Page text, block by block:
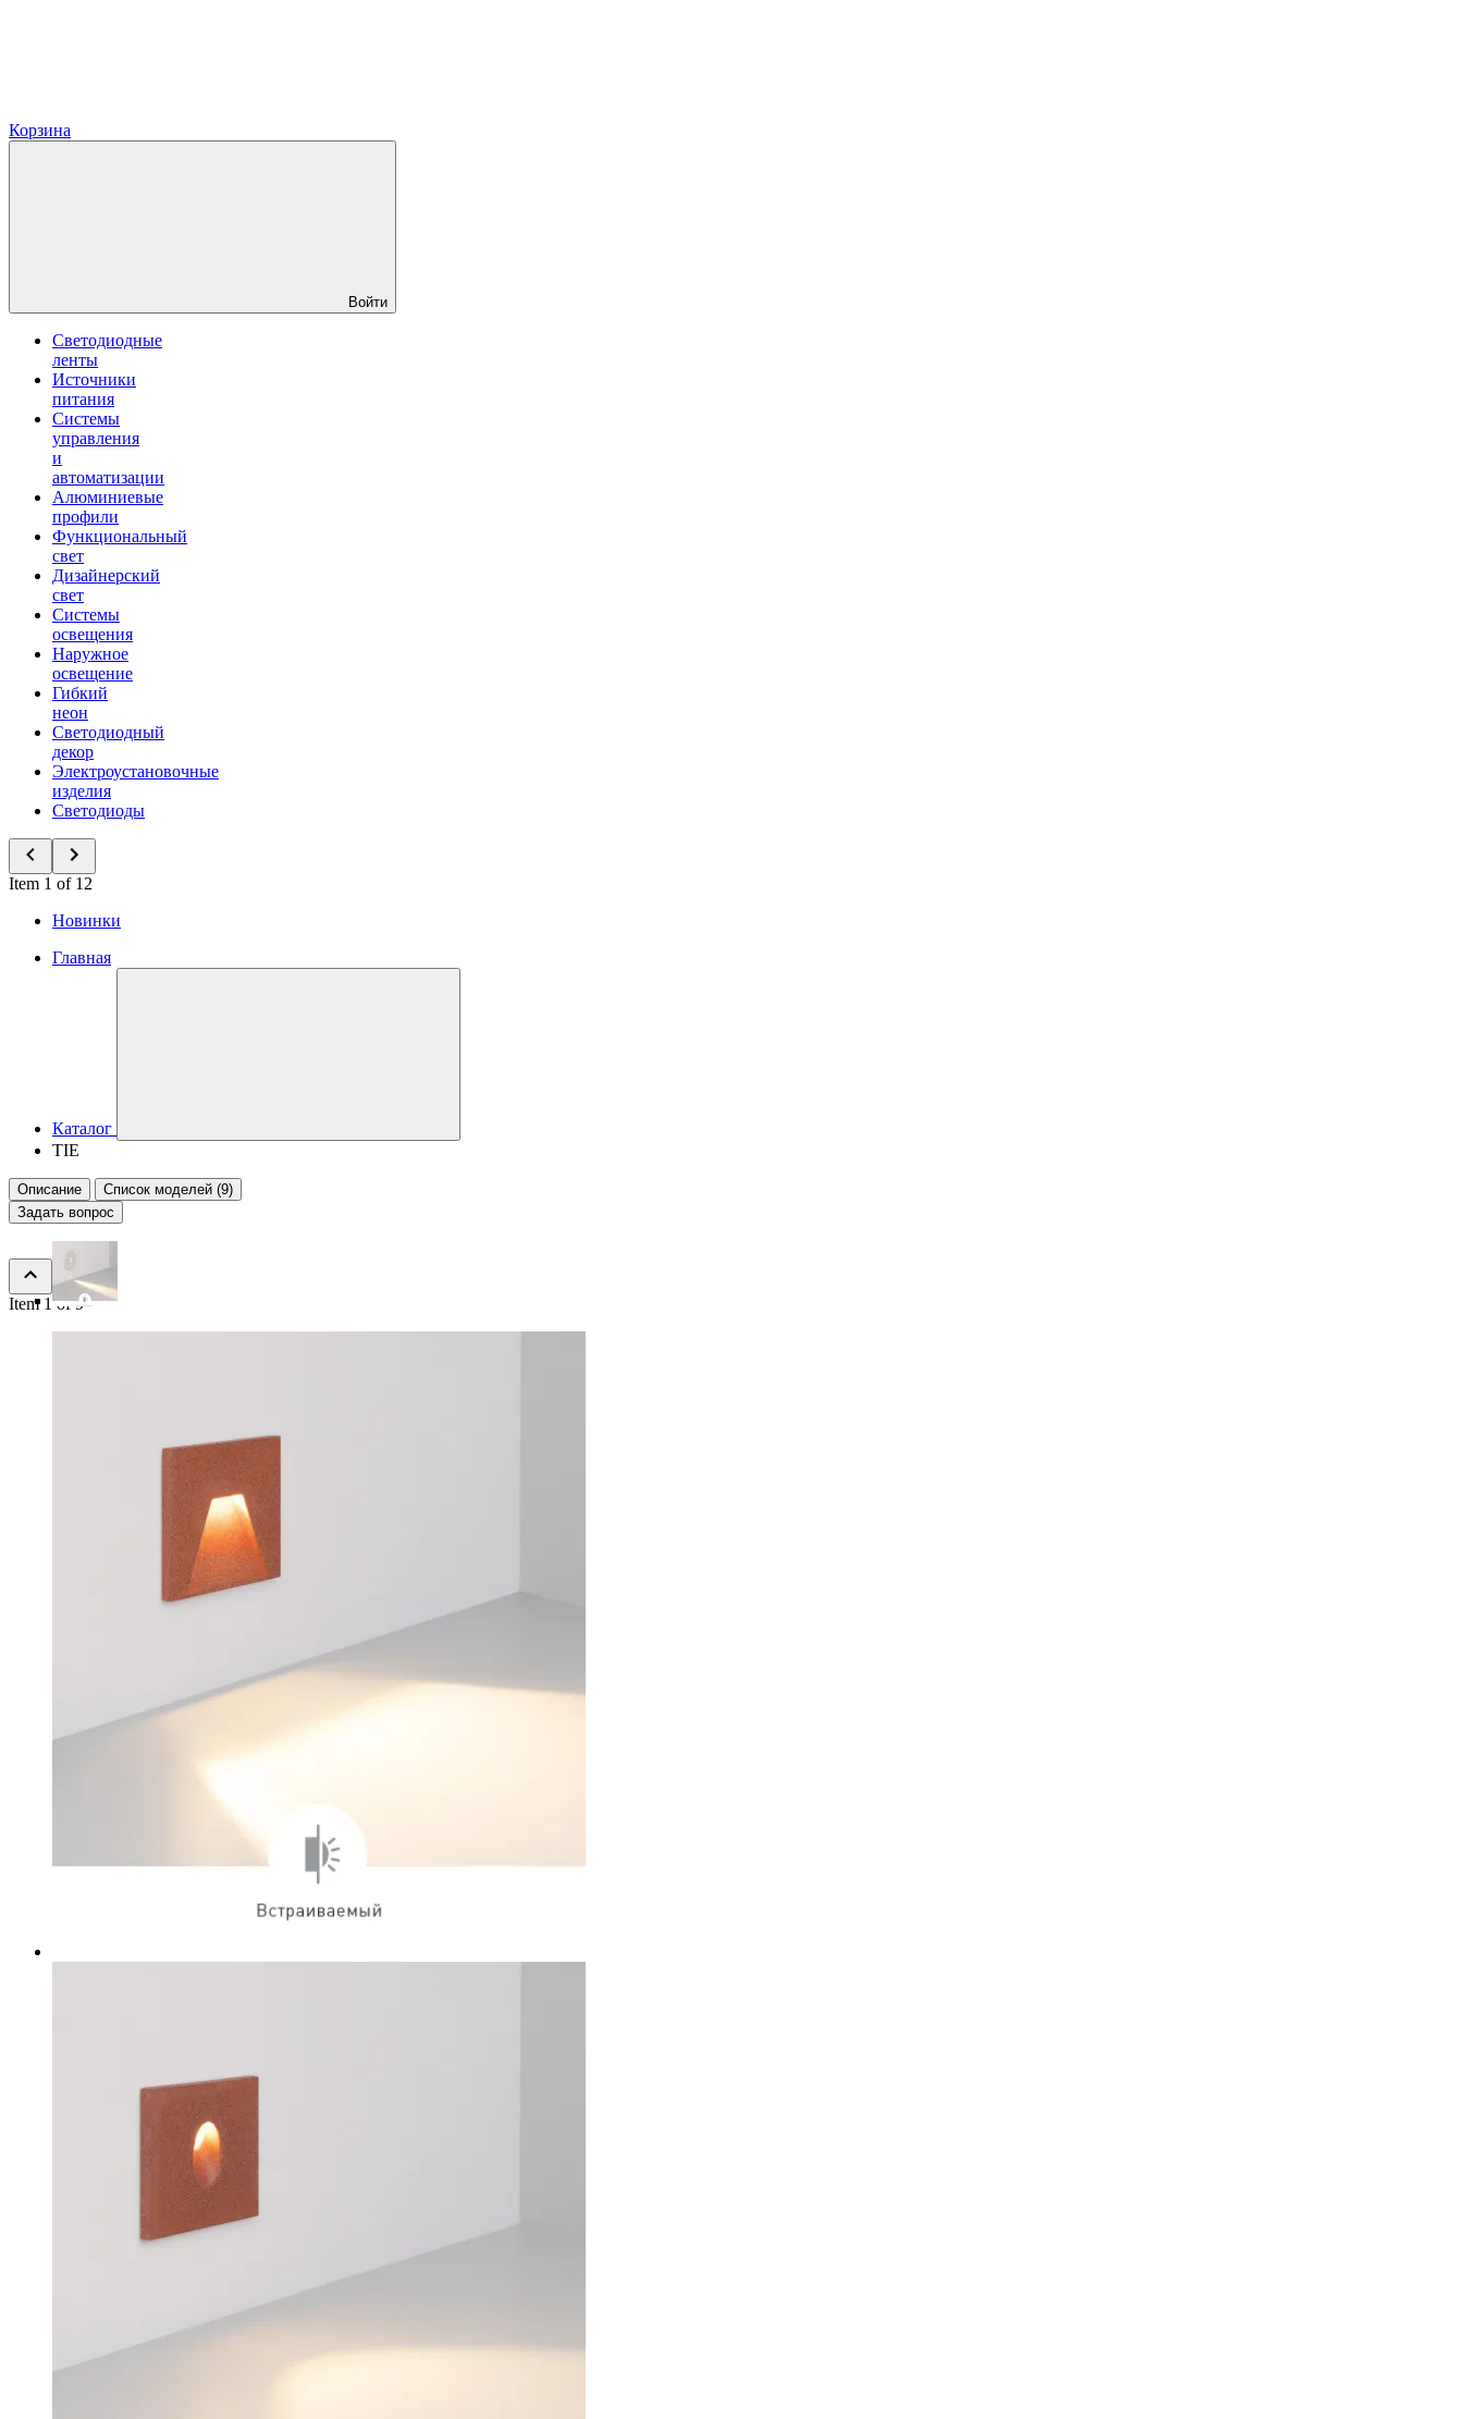
Корзина
Войти
Светодиодные
ленты
Источники
питания
Системы
управления
и
автоматизации
Алюминиевые
профили
Функциональный
свет
Дизайнерский
свет
Системы
освещения
Наружное
освещение
Гибкий
неон
Светодиодный
декор
Электроустановочные
изделия
Светодиоды
Item 1 of 12
Новинки
Главная
Каталог
TIE
Описание
Список моделей (9)
Задать вопрос
Item 1 of 9